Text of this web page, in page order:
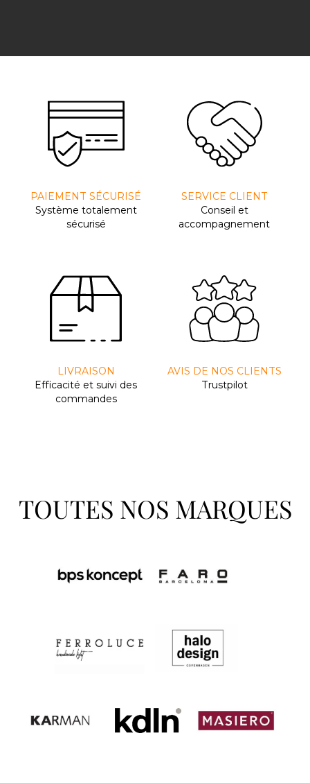
PAIEMENT SÉCURISÉ
Système totalement
sécurisé
SERVICE CLIENT
Conseil et
accompagnement
LIVRAISON
Efﬁcacité et suivi des
commandes
AVIS DE NOS CLIENTS
Trustpilot
TOUTES NOS MARQUES